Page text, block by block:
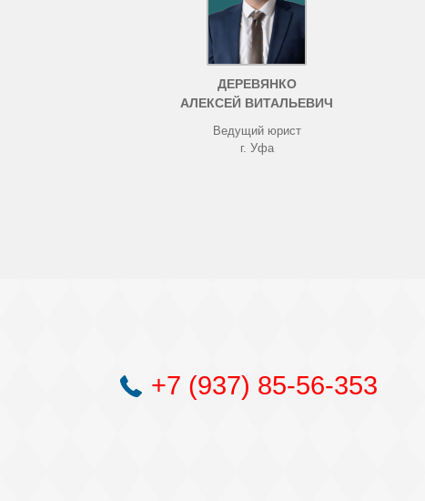
ДЕРЕВЯНКО
АЛЕКСЕЙ ВИТАЛЬЕВИЧ
Ведущий юрист
г. Уфа
+7 (937) 85-56-353